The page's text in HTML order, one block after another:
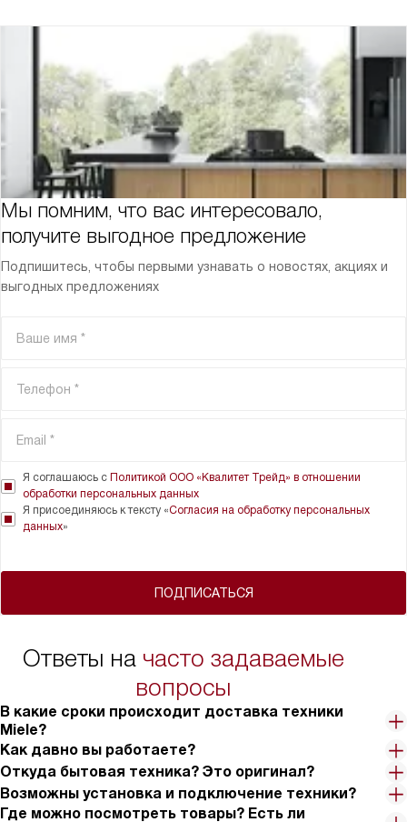
Мы помним, что вас интересовало,
получите выгодное предложение
Подпишитесь, чтобы первыми узнавать о новостях, акциях и
выгодных предложениях
ПОДПИСАТЬСЯ
Я соглашаюсь с Политикой ООО «Квалитет Трейд» в отношении
обработки персональных данных
Я присоединяюсь к тексту «Согласия на обработку персональных
данных»
Ответы на часто задаваемые
вопросы
В какие сроки происходит доставка техники
Miele?
Как давно вы работаете?
Откуда бытовая техника? Это оригинал?
Возможны установка и подключение техники?
Где можно посмотреть товары? Есть ли